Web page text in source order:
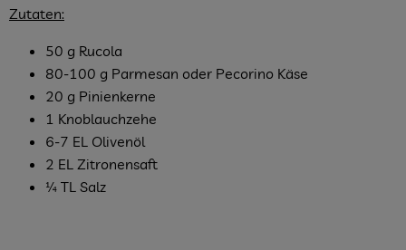
Zutaten:
50 g Rucola
80-100 g Parmesan oder Pecorino Käse
20 g Pinienkerne
1 Knoblauchzehe
6-7 EL Olivenöl
2 EL Zitronensaft
¼ TL Salz